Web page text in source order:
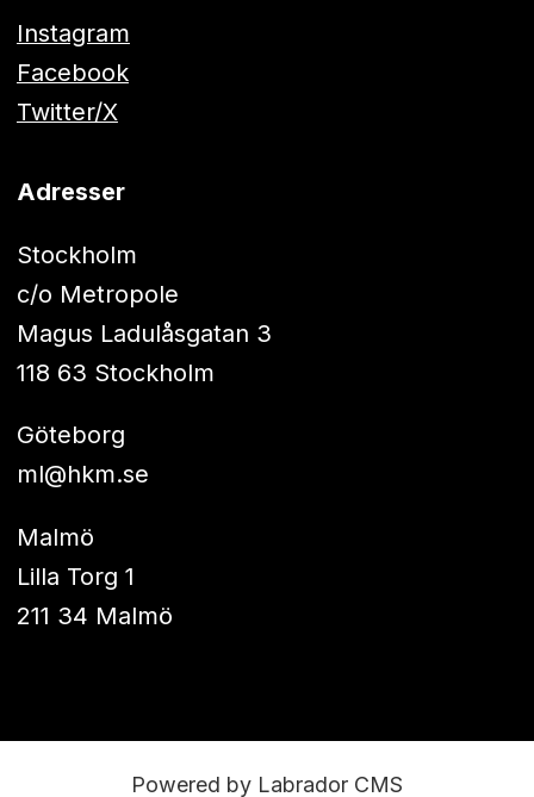
Instagram
Facebook
Twitter/X
Adresser
Stockholm
c/o Metropole
Magus Ladulåsgatan 3
118 63 Stockholm
Göteborg
ml@hkm.se
Malmö
Lilla Torg 1
211 34 Malmö
Powered by Labrador CMS